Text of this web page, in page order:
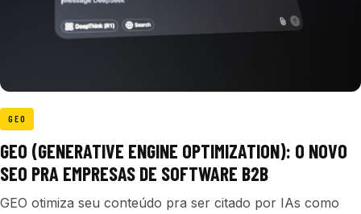
GEO
GEO (GENERATIVE ENGINE OPTIMIZATION): O NOVO
SEO PRA EMPRESAS DE SOFTWARE B2B
GEO otimiza seu conteúdo pra ser citado por IAs como